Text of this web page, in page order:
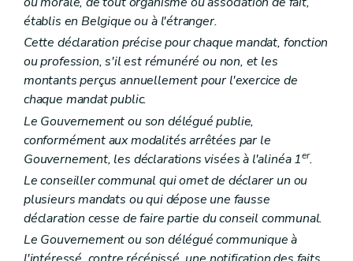
Art. L2131-6
Art. L2131-7
Titre IV
La concertation
Chapitre unique
Art. L2141-1
Livre II Les provinces
Titre premier
Chapitre premier
Art. L2211-1
Chapitre II Organes provinciaux
Section première Dispositions générales
Art. L2212-1
Art. L2212-2
Art. L2212-3
Art. L2212-4
Le conseil provincial
Sous-section première Mode de désignation et statut des conseillers provinciaux
établis en Belgique ou à l'étranger.
Cette déclaration précise pour chaque mandat, fonction
ou profession, s'il est rémunéré ou non, et les
montants perçus annuellement pour l'exercice de
chaque mandat public.
Le Gouvernement ou son délégué publie,
conformément aux modalités arrêtées par le
Gouvernement, les déclarations visées à l'alinéa 1er.
Le conseiller communal qui omet de déclarer un ou
plusieurs mandats ou qui dépose une fausse
déclaration cesse de faire partie du conseil communal.
Le Gouvernement ou son délégué communique à